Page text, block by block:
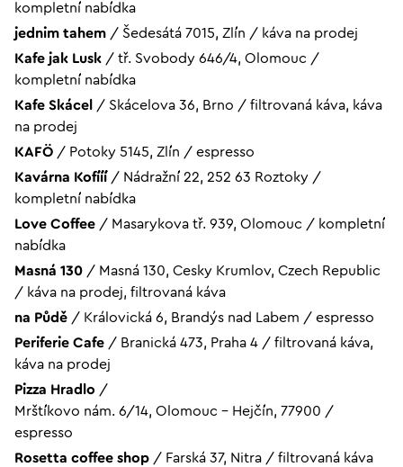
kompletní nabídka
jednim tahem / Šedesátá 7015, Zlín / káva na prodej
Kafe jak Lusk / tř. Svobody 646/4, Olomouc /
kompletní nabídka
Kafe Skácel
/ Skácelova 36, Brno / filtrovaná káva, káva
na prodej
KAFÖ / Potoky 5145, Zlín / espresso
Kavárna Kofííí / Nádražní 22, 252 63 Roztoky /
kompletní nabídka
Love Coffee / Masarykova tř. 939, Olomouc / kompletní
nabídka
Masná 130 / Masná 130, Cesky Krumlov, Czech Republic
/ káva na prodej, filtrovaná káva
na Půdě / Královická 6, Brandýs nad Labem / espresso
Periferie Cafe / Branická 473, Praha 4 / filtrovaná káva,
káva na prodej
Pizza Hradlo /
Mrštíkovo nám. 6/14, Olomouc - Hejčín, 77900 /
espresso
Rosetta coffee shop / Farská 37, Nitra / filtrovaná káva